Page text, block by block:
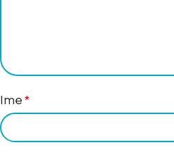
Ime*